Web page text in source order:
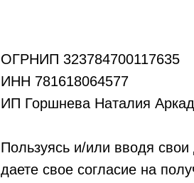
ОГРНИП 323784700117635
ИНН 781618064577
ИП Горшнева Наталия
Пользуясь и/или вводя
даете свое согласие на